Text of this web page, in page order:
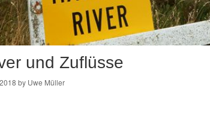
und Zuflüsse
by Uwe Müller